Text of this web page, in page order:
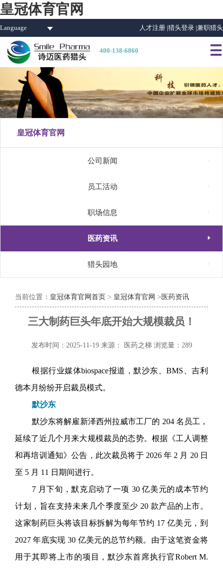
皇冠体育官网
Language 人才注册 |猎头登录 |兼职猎头
400-138-6860 
皇冠体育官网
公司新闻
员工活动
职场信息
医药资讯 
猎头园地
当前位置： 皇冠体育官网首页 > 皇冠体育官网 > 医药资讯
三大制药巨头年底开始大规模裁员！
发布时间：2025-11-19 来源： 医药之梯 浏览量：289
根据行业媒体biospace报道，默沙东、BMS、吉利
德本月纷纷开启裁员模式。
默沙东
默沙东将解雇新泽西州拉威市工厂的 204 名员工，
延续了近几个月来大规模裁员的态势。根据《工人调整
和再培训通知》公告，此次裁员将于 2026 年 2 月 20 日
至 5 月 11 日期间进行。
7 月下旬，默克启动了一项 30 亿美元的成本节约
计划，旨在支持未来几个季度至少 20 款产品的上市。
这家制药巨头将该目标拆解为每年节约 17 亿美元，到
2027年底实现 30 亿美元的总节约额。由于这笔资金将
用于其即将上市的项目，默沙东首席执行官Robert M.